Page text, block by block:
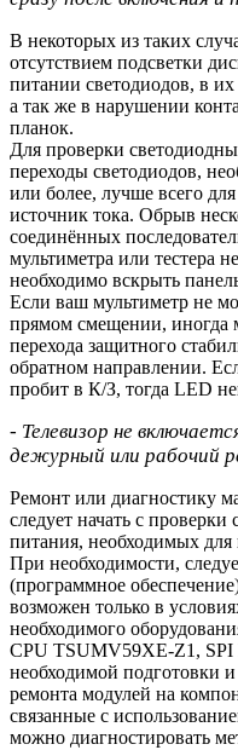
В некоторых из таких
отсутствием подсветки
питании светодиодов, в
а так же в нарушении
планок.
Для проверки
переходы светодиодов,
или более, лучше всего
источник тока. Обрыв
соединённых
мультиметра или тестера
необходимо вскрыть
Если ваш мультиметр не
прямом смещении, иногда
перехода защитного
обратном направлении.
пробит в К/З, тогда LED
- Телевизор не
дежурный или рабочий
Ремонт или диагностику
следует начать с проверки
питания, необходимых
При необходимости,
(программное
возможен только в
необходимого
CPU TSUMV59XE-Z1, SPI
необходимой подготовки
ремонта модулей на
связанные с
можно диагностировать